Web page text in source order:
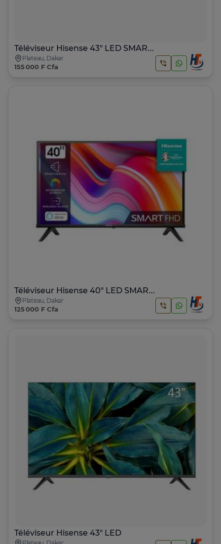
Téléviseur Hisense 43" LED SMART VIDAA
Plateau, Dakar
155 000 F Cfa
Téléviseur Hisense 40" LED SMART VIDAA
Plateau, Dakar
125 000 F Cfa
Téléviseur Hisense 43" LED